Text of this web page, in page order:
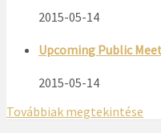
2015-05-14
Upcoming Public
2015-05-14
Továbbiak megtekintése